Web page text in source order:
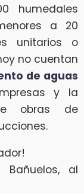
humedales
a 20
unitarios o
no cuentan
de aguas
y la
obras de
Bañuelos, al